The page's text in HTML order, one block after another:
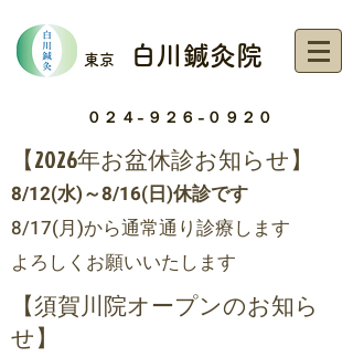
東京 白川鍼灸院
０２４-９２６-０９２０
【2026年お盆休診お知らせ】
8/12(水)～8/16(日)休診です
8/17(月)から通常通り診療します
よろしくお願いいたします
【須賀川院オープンのお知ら
せ】